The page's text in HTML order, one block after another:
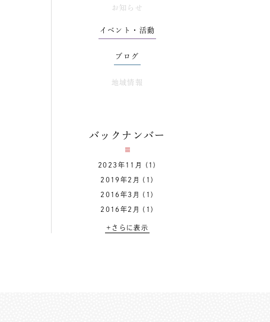
お知らせ
イベント・活動
ブログ
地域情報
バックナンバー
2023年11月 (1)
2019年2月 (1)
2016年3月 (1)
2016年2月 (1)
+さらに表示